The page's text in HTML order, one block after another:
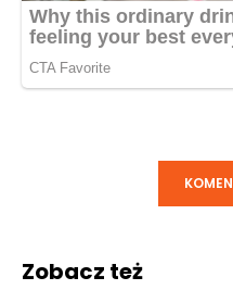
Zobacz też